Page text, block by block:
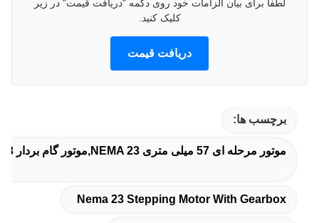
لطفاً برای بیان الزامات خود روی دکمه "دریافت قیمت" در زیر
کلیک کنید.
دریافت قیمت
برچسب ها:
موتور مرحله ای 57 میلی متری NEMA 23,موتور گام بردار Nema 23 با گیربکس,موتور پله ای 57 میلی متری Nema 23
Nema 23 Stepping Motor With Gearbox